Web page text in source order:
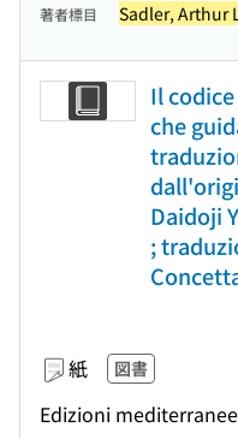
著者標目 Sadler, Arthur
Il
che
Daidoji
;
紙 図書
Edizioni mediterranee